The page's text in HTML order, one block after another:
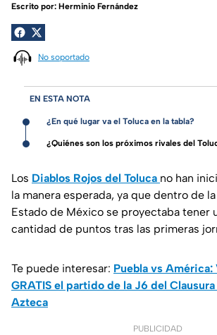
Escrito por: Herminio Fernández
No soportado
EN ESTA NOTA
¿En qué lugar va el Toluca en la tabla?
¿Quiénes son los próximos rivales del
Los Diablos Rojos del Toluca no han
la manera esperada, ya que dentro de
Estado de México se proyectaba tener
cantidad de puntos tras las primeras
Te puede interesar: Puebla vs América:
GRATIS el partido de la J6 del
Azteca
PUBLICIDAD